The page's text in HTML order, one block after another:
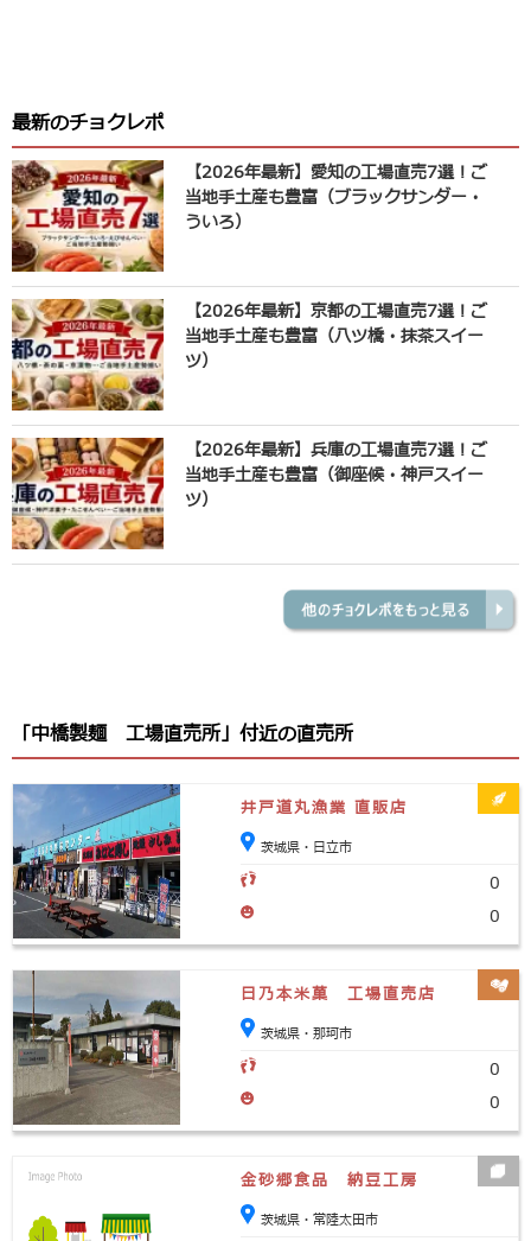
最新のチョクレポ
【2026年最新】愛知の工場直売7選！ご
当地手土産も豊富（ブラックサンダー・
ういろ）
【2026年最新】京都の工場直売7選！ご
当地手土産も豊富（八ツ橋・抹茶スイー
ツ）
【2026年最新】兵庫の工場直売7選！ご
当地手土産も豊富（御座候・神戸スイー
ツ）
「中橋製麺 工場直売所」付近の直売所
井戸道丸漁業 直販店
茨城県・日立市
0
0
日乃本米菓 工場直売店
茨城県・那珂市
0
0
金砂郷食品 納豆工房
茨城県・常陸太田市